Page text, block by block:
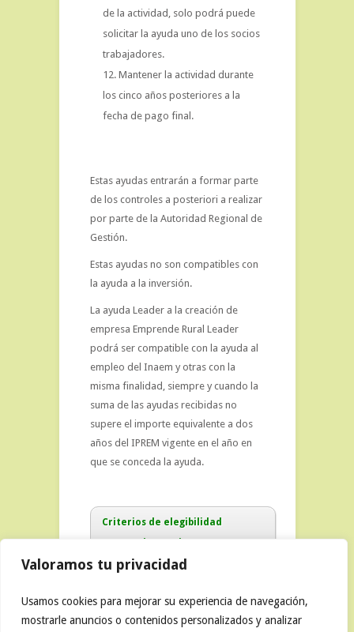
Valoramos tu privacidad
Usamos cookies para mejorar su experiencia de navegación,
mostrarle anuncios o contenidos personalizados y analizar
de la actividad, solo podrá puede
solicitar la ayuda uno de los socios
trabajadores.
Mantener la actividad durante
los cinco años posteriores a la
fecha de pago final.
Estas ayudas entrarán a formar parte
de los controles a posteriori a realizar
por parte de la Autoridad Regional de
Gestión.
Estas ayudas no son compatibles con
la ayuda a la inversión.
La ayuda Leader a la creación de
empresa Emprende Rural Leader
podrá ser compatible con la ayuda al
empleo del Inaem y otras con la
misma finalidad, siempre y cuando la
suma de las ayudas recibidas no
supere el importe equivalente a dos
años del IPREM vigente en el año en
que se conceda la ayuda.
Criterios de elegibilidad